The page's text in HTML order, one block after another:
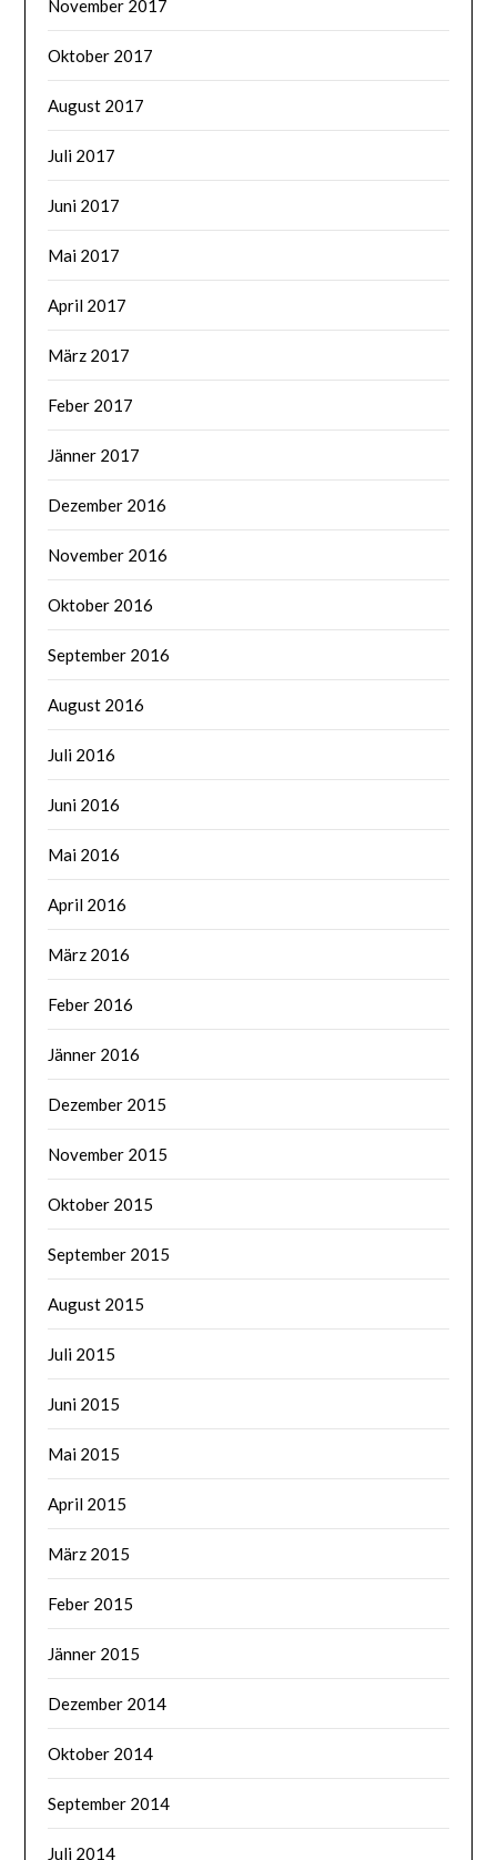
November 2017
Oktober 2017
August 2017
Juli 2017
Juni 2017
Mai 2017
April 2017
März 2017
Feber 2017
Jänner 2017
Dezember 2016
November 2016
Oktober 2016
September 2016
August 2016
Juli 2016
Juni 2016
Mai 2016
April 2016
März 2016
Feber 2016
Jänner 2016
Dezember 2015
November 2015
Oktober 2015
September 2015
August 2015
Juli 2015
Juni 2015
Mai 2015
April 2015
März 2015
Feber 2015
Jänner 2015
Dezember 2014
Oktober 2014
September 2014
Juli 2014